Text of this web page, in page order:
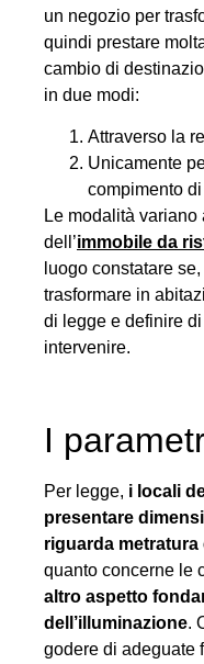
un negozio per
quindi prestare
cambio di
in due modi:
Attraverso la
Unicamente
compimento
Le modalità
dell’immobile da
luogo constatare
trasformare in
di legge e definire
intervenire.
I
Per legge, i locali
presentare
riguarda metratura
quanto concerne le
altro aspetto
dell’illuminazione.
godere di adeguate